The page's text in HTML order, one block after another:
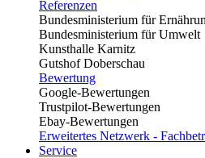
Referenzen
Bundesministerium für
Bundesministerium für Umwelt
Kunsthalle Karnitz
Gutshof Doberschau
Bewertung
Google-Bewertungen
Trustpilot-Bewertungen
Ebay-Bewertungen
Erweitertes Netzwerk -
Service